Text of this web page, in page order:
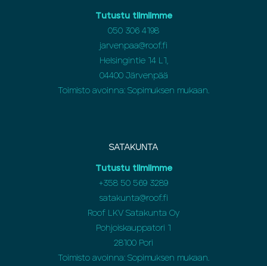
Tutustu tiimiimme
050 306 4198
jarvenpaa@roof.fi
Helsingintie 14 L1,
04400 Järvenpää
Toimisto avoinna: Sopimuksen mukaan.
SATAKUNTA
Tutustu tiimiimme
+358 50 569 3289
satakunta@roof.fi
Roof LKV Satakunta Oy
Pohjoiskauppatori 1
28100 Pori
Toimisto avoinna: Sopimuksen mukaan.